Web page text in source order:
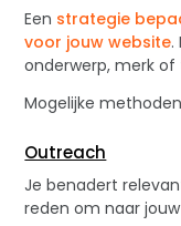
Een strategie
voor jouw website.
onderwerp, merk
Mogelijke
Outreach
Je benadert
reden om naar